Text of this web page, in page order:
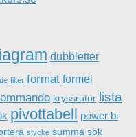
dubbletter
filter format formel
kryssrutor lista
pivottabell power bi
stycke summa sök